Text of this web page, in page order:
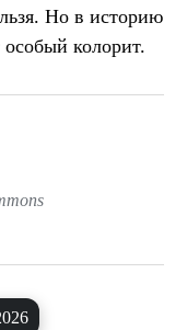
Но в историю
колорит.